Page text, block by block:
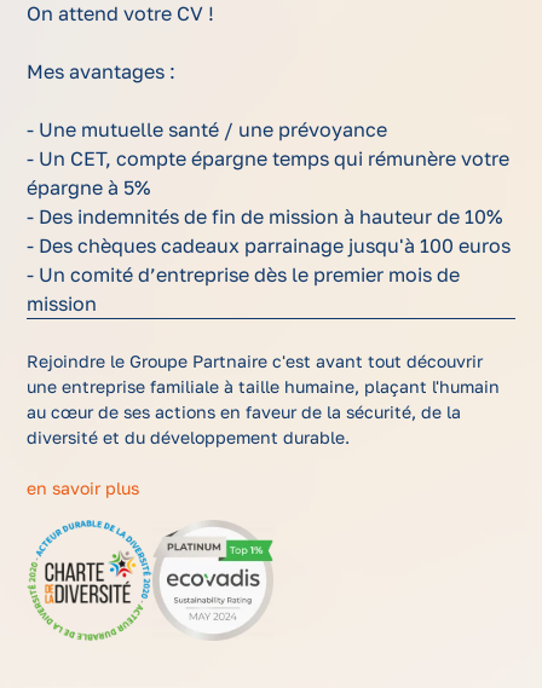
On attend votre CV !
Mes avantages :
- Une mutuelle santé / une prévoyance
- Un CET, compte épargne temps qui rémunère votre
épargne à 5%
- Des indemnités de fin de mission à hauteur de 10%
- Des chèques cadeaux parrainage jusqu'à 100 euros
- Un comité d’entreprise dès le premier mois de
mission
Rejoindre le Groupe Partnaire c'est avant tout découvrir
une entreprise familiale à taille humaine, plaçant l'humain
au cœur de ses actions en faveur de la sécurité, de la
diversité et du développement durable.
en savoir plus